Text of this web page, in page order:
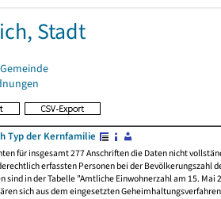
Stadt
Typ der Kernfamilie
für insgesamt 277 Anschriften die Daten nicht
erfassten Personen bei der
sind in der Tabelle "Amtliche Einwohnerzahl am 15.
sich aus dem eingesetzten